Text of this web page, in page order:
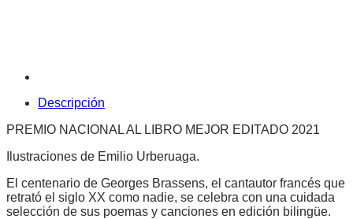
Descripción
PREMIO NACIONAL AL LIBRO MEJOR EDITADO 2021
Ilustraciones de Emilio Urberuaga.
El centenario de Georges Brassens, el cantautor francés que
retrató el siglo XX como nadie, se celebra con una cuidada
selección de sus poemas y canciones en edición bilingüe.